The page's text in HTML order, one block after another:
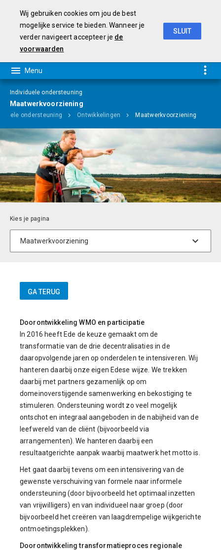
Individuele ondersteuning
Maatwerkvoorziening
ondersteuning Ontwikkelingen Maatwerkvoorziening
Doorontwikkeling WMO en participatie
In 2016 heeft Ede de keuze gemaakt om de
transformatie van de drie decentralisaties in de
daaropvolgende jaren op onderdelen te intensiveren. Wij
hanteren daarbij onze eigen Edese wijze. We trekken
daarbij met partners gezamenlijk op om
domeinoverstijgende samenwerking en bekostiging te
stimuleren. Ondersteuning wordt zo veel mogelijk
ontschot en integraal aangeboden in de nabijheid van de
leefwereld van de cliënt (bijvoorbeeld via
arrangementen). We hanteren daarbij een
resultaatgerichte aanpak waarbij maatwerk het motto is.
Het gaat daarbij tevens om een intensivering van de
gewenste verschuiving van formele naar informele
ondersteuning (door bijvoorbeeld het optimaal inzetten
van vrijwilligers) en van individueel naar groep (door
bijvoorbeeld het creëren van laagdrempelige wijkgerichte
ontmoetingsplekken).
Doorontwikkeling transformatieproces regionale
Wij gebruiken cookies om jou de best
mogelijke service te bieden. Wanneer je
verder navigeert accepteer je de
voorwaarden
SLUIT